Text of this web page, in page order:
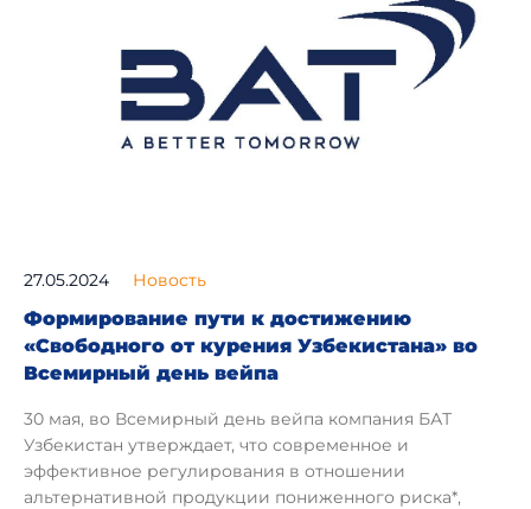
27.05.2024 Новость
Формирование пути к достижению
«Свободного от курения Узбекистана» во
Всемирный день вейпа
30 мая, во Всемирный день вейпа компания БАТ
Узбекистан утверждает, что современное и
эффективное регулирования в отношении
альтернативной продукции пониженного риска*,